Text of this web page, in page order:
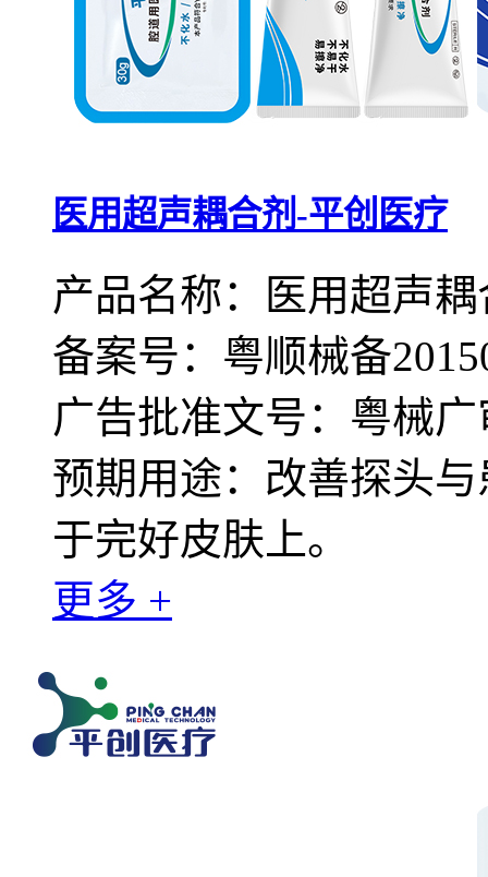
医用超声耦合剂-平创医疗
产品名称：医用超声
备案号：粤顺械备
广告批准文号：粤械
预期用途：改善探头
于完好皮肤上。
更多 +